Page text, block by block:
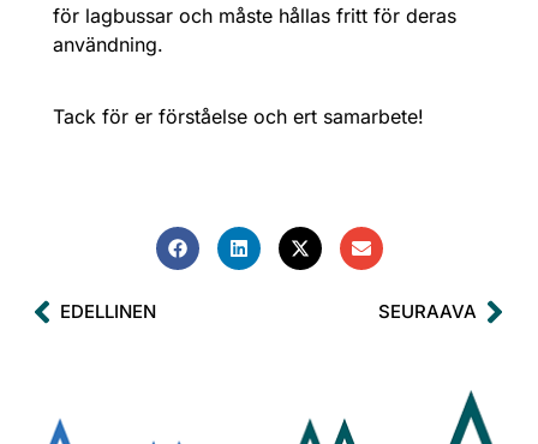
för lagbussar och måste hållas fritt för deras
användning.
Tack för er förståelse och ert samarbete!
EDELLINEN SEURAAVA